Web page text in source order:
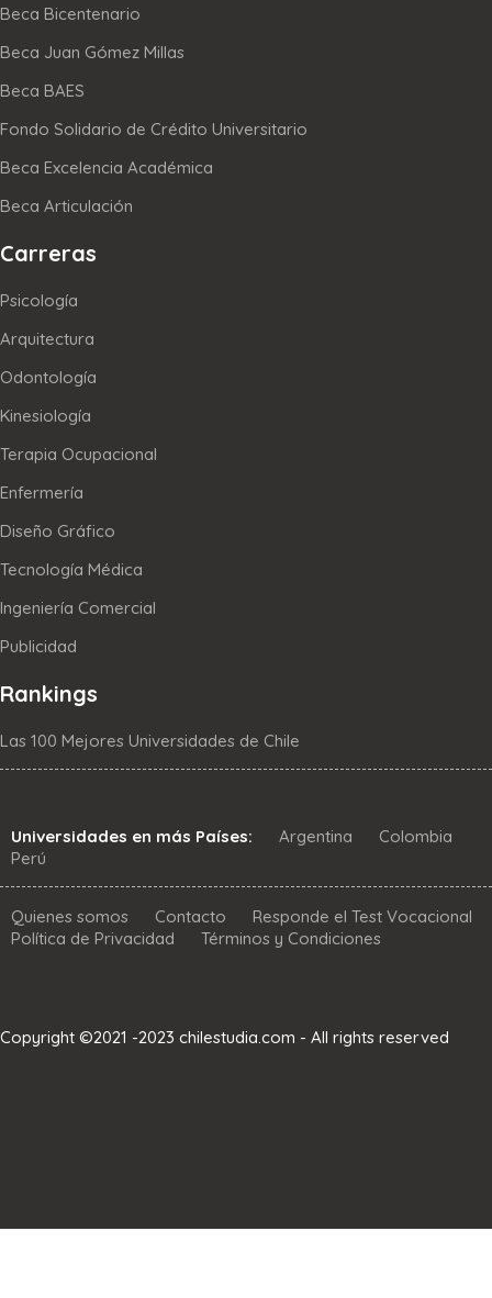
Beca Bicentenario
Beca Juan Gómez Millas
Beca BAES
Fondo Solidario de Crédito Universitario
Beca Excelencia Académica
Beca Articulación
Carreras
Psicología
Arquitectura
Odontología
Kinesiología
Terapia Ocupacional
Enfermería
Diseño Gráfico
Tecnología Médica
Ingeniería Comercial
Publicidad
Rankings
Las 100 Mejores Universidades de Chile
Universidades en más Países: Argentina
Colombia
Perú
Quienes somos Contacto
Responde el Test Vocacional
Política de Privacidad
Términos y Condiciones
Copyright ©2021 -2023 chilestudia.com - All rights reserved